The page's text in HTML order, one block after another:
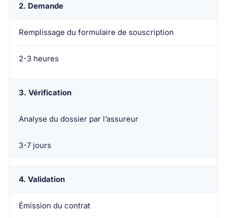
2. Demande
Remplissage du formulaire de souscription
2-3 heures
3. Vérification
Analyse du dossier par l’assureur
3-7 jours
4. Validation
Émission du contrat